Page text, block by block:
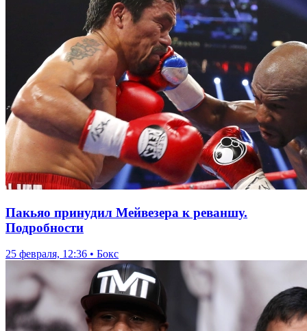
Пакьяо принудил Мейвезера к реваншу.
Подробности
25 февраля, 12:36 • Бокс